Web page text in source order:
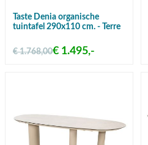
Taste Denia organische
tuintafel 290x110 cm. - Terre
€ 1.768,00€ 1.495,-